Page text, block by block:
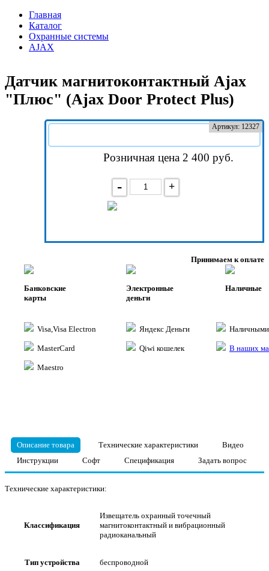
Главная
Каталог
Охранные системы
AJAX
Датчик магнитоконтактный Ajax
"Плюс" (Ajax Door Protect Plus)
Артикул: 12327
Розничная цена 2 400 руб.
- +
Принимаем к оплате
Банковские
карты
Visa,Visa Electron
MasterCard
Maestro
Электронные
деньги
Яндекс Деньги
Qiwi кошелек
Наличные
В наших
Описание товара Технические характеристики
Видео
Инструкции
Софт Спецификация Задать вопрос
Технические характеристики:
Классификация
Извещатель охранный точечный
магнитоконтактный и вибрационный
радиоканальный
Тип устройства беспроводной